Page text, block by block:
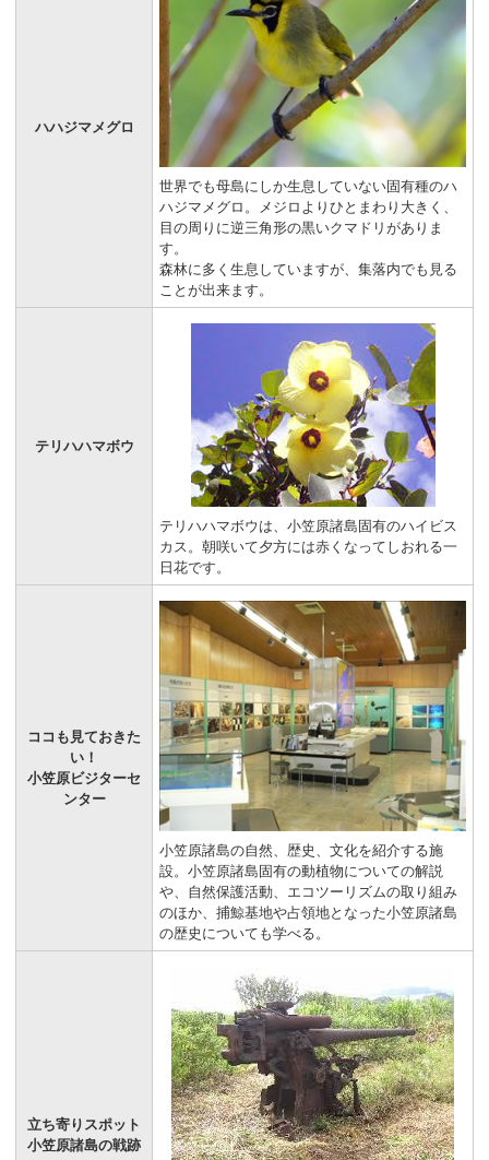
ハハジマメグロ
世界でも母島にしか生息していない固有種のハ
ハジマメグロ。メジロよりひとまわり大きく、
目の周りに逆三角形の黒いクマドリがありま
す。
森林に多く生息していますが、集落内でも見る
ことが出来ます。
テリハハマボウ
テリハハマボウは、小笠原諸島固有のハイビス
カス。朝咲いて夕方には赤くなってしおれる一
日花です。
ココも見ておきた
い！
小笠原ビジターセ
ンター
小笠原諸島の自然、歴史、文化を紹介する施
設。小笠原諸島固有の動植物についての解説
や、自然保護活動、エコツーリズムの取り組み
のほか、捕鯨基地や占領地となった小笠原諸島
の歴史についても学べる。
立ち寄りスポット
小笠原諸島の戦跡